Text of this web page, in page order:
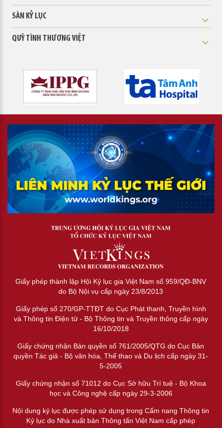
SÀN KỶ LỤC
QUỸ TÌNH THƯƠNG VIỆT
Giấy phép thành lập Hội Kỷ lục gia Việt Nam số 959/QĐ-BNV
do Bộ Nội vụ cấp ngày 23/8/2013
Giấy phép số 270/GP-TTĐT do Cục Phát thanh, Truyền hình
và Thông tin Điện tử - Bộ Thông tin và Truyền thông cấp ngày
16/10/2018
Giấy chứng nhận Bản quyền số 761/2005/QTG do Cục Bản
quyền Tác giả - Bộ văn hóa, Thể thao và Du lịch cấp ngày 31-
5-2005
Giấy chứng nhận số 71012 do Cục Sở hữu Trí tuệ - Bộ Khoa
học và Công nghệ cấp ngày 29-3-2006
Nội dung kỷ lục được phép sử dụng trong Cẩm nang Thông tin
Kỷ lục do Nhà xuất bản Thông tấn Việt Nam cấp phép